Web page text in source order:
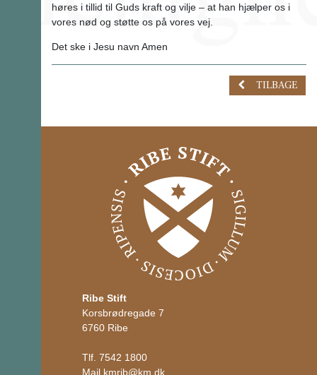
høres i tillid til Guds kraft og vilje – at han hjælper os i
vores nød og støtte os på vores vej.
Det ske i Jesu navn Amen
TILBAGE
Ribe Stift
Korsbrødregade 7
6760 Ribe
Tlf.7542 1800
Mail kmrib@km.dk